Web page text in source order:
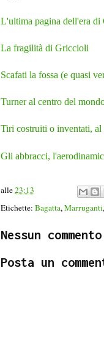
L'ultima pagina dell'era
La fragilità di Griccioli
Scafati la fossa (e quasi
Turner al centro del
Tiri costruiti o inventati, al
Gli abbracci,
alle23:13
Etichette: Bagatta, Marruganti,
Nessun
Posta un